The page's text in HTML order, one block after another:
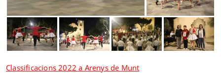
Classificacions 2022 a Arenys de Munt